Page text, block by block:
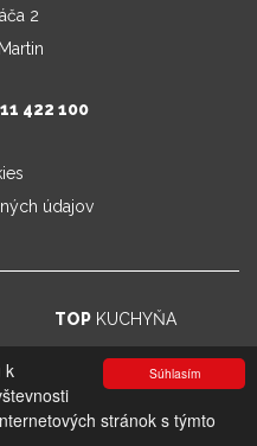
Súhlasím
k
stránok s týmto
2
422 100
údajov
TOP KUCHYŇA
by CTS Europe s.r.o.